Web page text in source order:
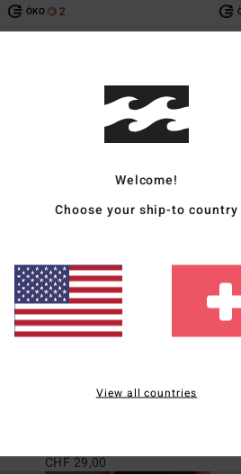
ÖKO 2
CHF 59,00
CHF 29,00
Welcome!
Choose your ship-to country
View all countries